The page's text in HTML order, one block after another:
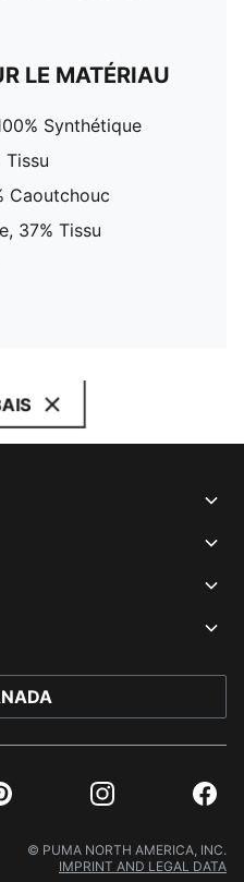
LE MATÉRIAU
Synthétique
Tissu
Caoutchouc
37% Tissu
Instagram
© PUMA NORTH AMERICA, INC.
IMPRINT AND LEGAL DATA